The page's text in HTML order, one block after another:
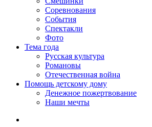
Соревнования
События
Спектакли
Фото
Тема года
Русская культура
Романовы
Отечественная война
Помощь детскому дому
Денежное пожертвование
Наши мечты